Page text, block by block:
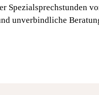
Spezialsprechstunden
unverbindliche
für Ärzte